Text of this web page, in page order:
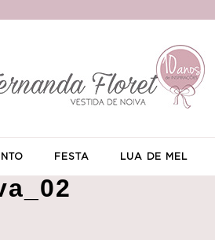
FESTA LUA DE MEL